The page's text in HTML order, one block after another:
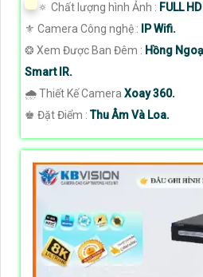
🔅 Chất lượng hình Ảnh : FULL
⚜️ Camera Công nghệ :
IP Wifi.
❂ Xem Được Ban Đêm : Hồng
Smart IR.
🌧️ Thiết Kế Camera Xoay 360.
️♚ Đặt Điểm :Thu Âm Và Loa.